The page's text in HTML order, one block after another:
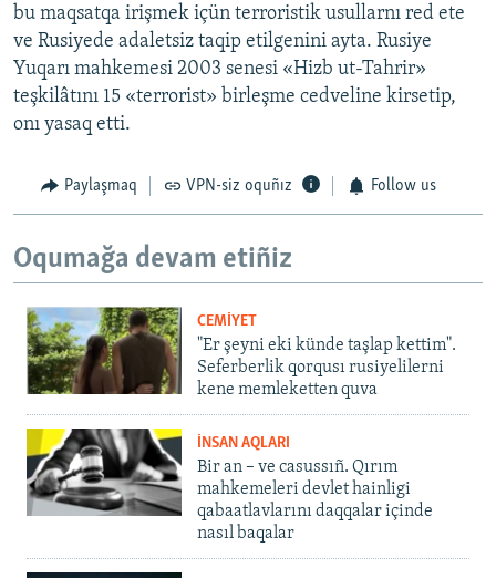
bu maqsatqa irişmek içün terroristik usullarnı red ete
ve Rusiyede adaletsiz taqip etilgenini ayta. Rusiye
Yuqarı mahkemesi 2003 senesi «Hizb ut-Tahrir»
teşkilâtını 15 «terrorist» birleşme cedveline kirsetip,
onı yasaq etti.
Paylaşmaq VPN-siz oquñız Follow us
Oqumağa devam etiñiz
CEMİYET
"Er şeyni eki künde taşlap kettim".
Seferberlik qorqusı rusiyelilerni
kene memleketten quva
İNSAN AQLARI
Bir an – ve casussıñ. Qırım
mahkemeleri devlet hainligi
qabaatlavlarını daqqalar içinde
nasıl baqalar